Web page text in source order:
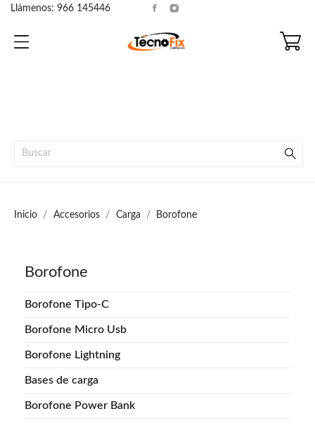
Llámenos: 966 145446
Inicio Accesorios Carga Borofone
Borofone
Borofone Tipo-C
Borofone Micro Usb
Borofone Lightning
Bases de carga
Borofone Power Bank